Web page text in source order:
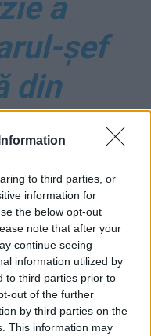
to third parties, or
information for
the below opt-out
note that after your
continue seeing
information utilized by
to third parties prior to
out of the further
by third parties on the
This information may
a
șef
din
la 10
fraților